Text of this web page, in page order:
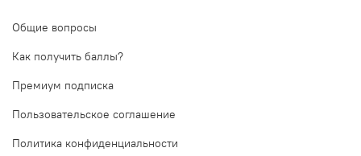
Общие вопросы
Как получить баллы?
Премиум подписка
Пользовательское соглашение
Политика конфиденциальности